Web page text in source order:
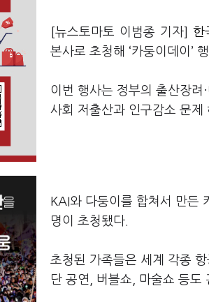
[뉴스토마토 이범종 기자] 한
본사로 초청해 ‘카둥이데이’
이번 행사는 정부의 출산장려
사회 저출산과 인구감소 문제
KAI와 다둥이를 합쳐서 만든
명이 초청됐다.
초청된 가족들은 세계 각종
단 공연, 버블쇼, 마술쇼 등도